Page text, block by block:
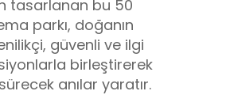
tasarlanan bu 50
parkı, doğanın
güvenli ve ilgi
birleştirerek
anılar yaratır.